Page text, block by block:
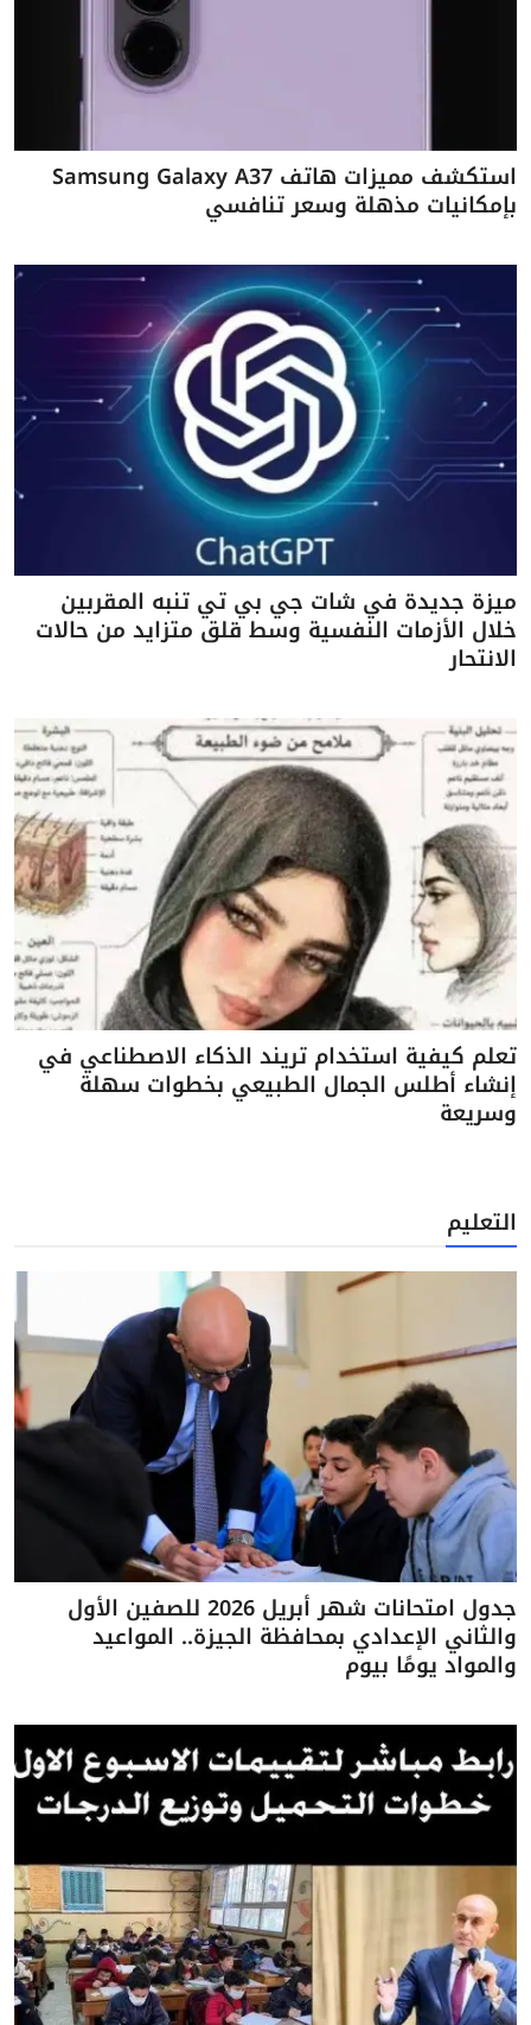
استكشف مميزات هاتف Samsung Galaxy A37
بإمكانيات مذهلة وسعر تنافسي
ميزة جديدة في شات جي بي تي تنبه المقربين
خلال الأزمات النفسية وسط قلق متزايد من حالات
الانتحار
تعلم كيفية استخدام تريند الذكاء الاصطناعي في
إنشاء أطلس الجمال الطبيعي بخطوات سهلة
وسريعة
التعليم
جدول امتحانات شهر أبريل 2026 للصفين الأول
والثاني الإعدادي بمحافظة الجيزة.. المواعيد
والمواد يومًا بيوم